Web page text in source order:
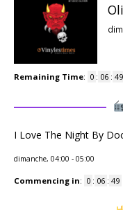
Remaining Time: 0 : 06 : 48
I Love The Night By
dimanche, 04:00 - 05:00
Commencing in: 0 : 06 : 48